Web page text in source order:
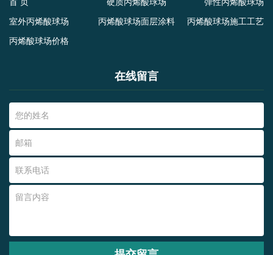
首 页 硬质丙烯酸球场
弹性丙烯酸球场
室外丙烯酸球场
丙烯酸球场面层涂料
丙烯酸球场施工工艺
丙烯酸球场价格
在线留言